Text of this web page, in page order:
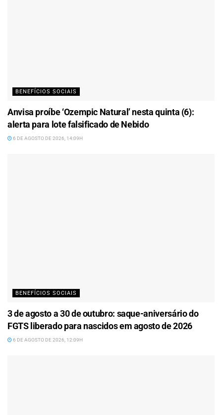
BENEFÍCIOS SOCIAIS
Anvisa proíbe ‘Ozempic Natural’ nesta quinta (6):
alerta para lote falsificado de Nebido
6 DE AGOSTO DE 2026, 14:09H
BENEFÍCIOS SOCIAIS
3 de agosto a 30 de outubro: saque-aniversário do
FGTS liberado para nascidos em agosto de 2026
6 DE AGOSTO DE 2026, 12:09H